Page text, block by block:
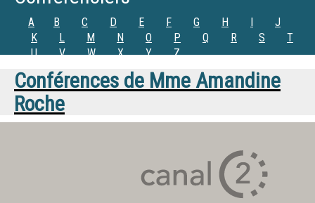
A B C D E F G H I
J
K
L M N O P Q R S
T
U
V W X Y Z
Conférences de Mme Amandine
Roche